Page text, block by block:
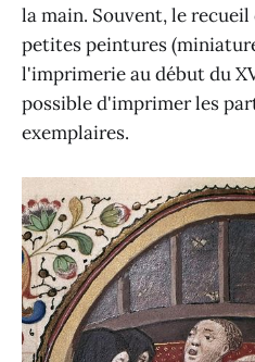
la main. Souvent, le
petites peintures
l'imprimerie au début du
possible d'imprimer les
exemplaires.